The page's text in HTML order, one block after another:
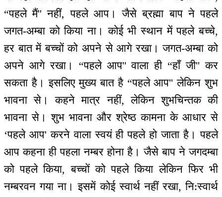
“पहले मैं'' नहीं, पहले आप। जैसे ब्रह्मा बाप ने पहले
जगत-अम्बा को किया ना। कोई भी स्थान में पहले बच्चे,
हर बात में बच्चों को अपने से आगे रखा। जगत-अम्बा को
अपने आगे रखा। “पहले आप'' वाला ही “हाँ जी'' कर
सकता है। इसलिए मुख्य बात है “पहले आप'' लेकिन शुभ
भावना से। कहने मात्र नहीं, लेकिन शुभचिन्तक की
भावना से। शुभ भावना और श्रेष्ठ कामना के आधार से
‘पहले आप' करने वाला स्वयं ही पहले हो जाता है। पहले
आप कहना ही पहला नम्बर होना है। जैसे बाप ने जगदम्बा
को पहले किया, बच्चों को पहले किया लेकिन फिर भी
नम्बरवन गया ना। इसमें कोई स्वार्थ नहीं रखा, नि:स्वार्थ